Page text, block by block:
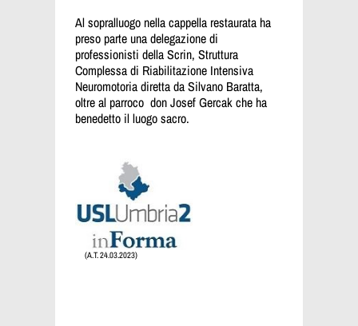
Al sopralluogo nella cappella restaurata ha
preso parte una delegazione di
professionisti della Scrin, Struttura
Complessa di Riabilitazione Intensiva
Neuromotoria diretta da Silvano Baratta,
oltre al parroco don Josef Gercak che ha
benedetto il luogo sacro.
(A.T. 24.03.2023)